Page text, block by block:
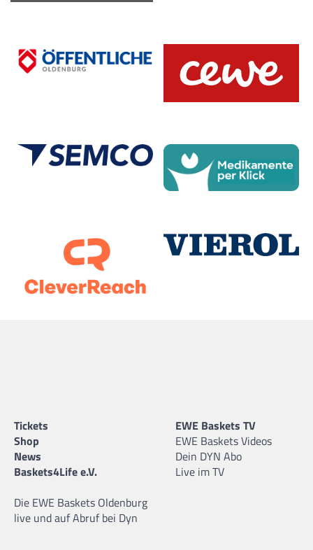
29.09.2008 |180 cm | Guard |
Forward |
Tickets
Shop
News
Baskets4Life e.V.
Die EWE Baskets Oldenburg
live und auf Abruf bei Dyn
EWE Baskets TV
EWE Baskets Videos
Dein DYN Abo
Live im TV